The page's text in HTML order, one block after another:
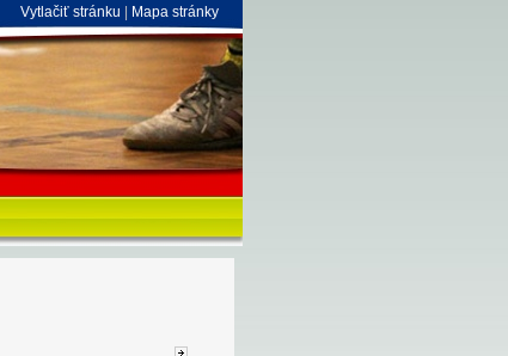
Vytlačiť stránku Mapa stránky